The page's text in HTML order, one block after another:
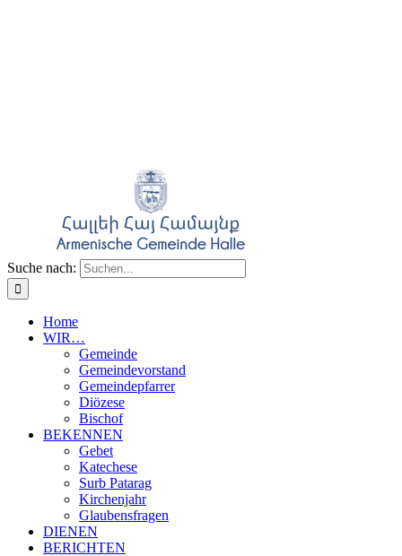
Suche nach:
Home
WIR…
Gemeinde
Gemeindevorstand
Gemeindepfarrer
Diözese
Bischof
BEKENNEN
Gebet
Katechese
Surb Patarag
Kirchenjahr
Glaubensfragen
DIENEN
BERICHTEN